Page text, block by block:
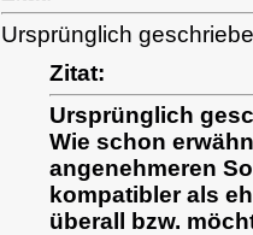
Ursprünglich
Zitat:
Ursprünglich
Wie schon
angenehmeren
kompatibler als
überall bzw.